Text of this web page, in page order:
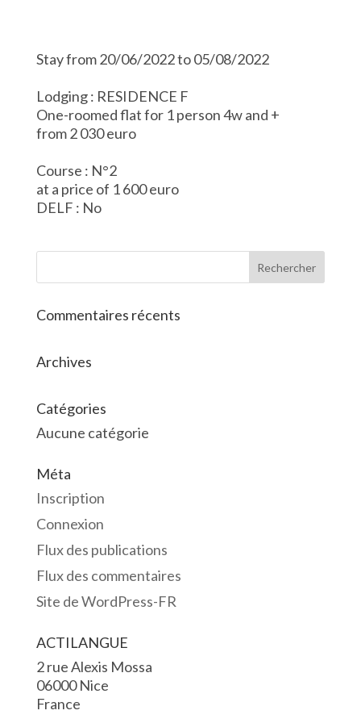
Stay from 20/06/2022 to 05/08/2022
Lodging : RESIDENCE F
One-roomed flat for 1 person 4w and +
from 2 030 euro
Course : N°2
at a price of 1 600 euro
DELF : No
Commentaires récents
Archives
Catégories
Aucune catégorie
Méta
Inscription
Connexion
Flux des publications
Flux des commentaires
Site de WordPress-FR
ACTILANGUE
2 rue Alexis Mossa
06000 Nice
France